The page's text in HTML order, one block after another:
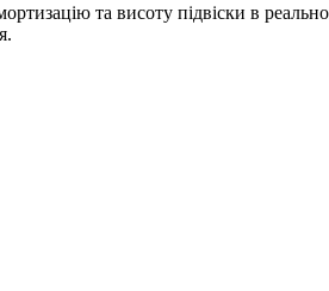
та висоту підвіски в